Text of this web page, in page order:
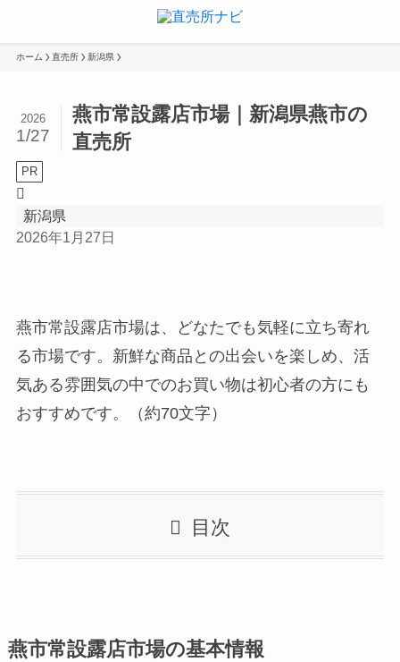
ホーム 直売所 新潟県
燕市常設露店市場｜新潟県燕市の
直売所
2026
1/27
PR
新潟県
2026年1月27日
燕市常設露店市場は、どなたでも気軽に立ち寄れ
る市場です。新鮮な商品との出会いを楽しめ、活
気ある雰囲気の中でのお買い物は初心者の方にも
おすすめです。（約70文字）
目次
燕市常設露店市場の基本情報